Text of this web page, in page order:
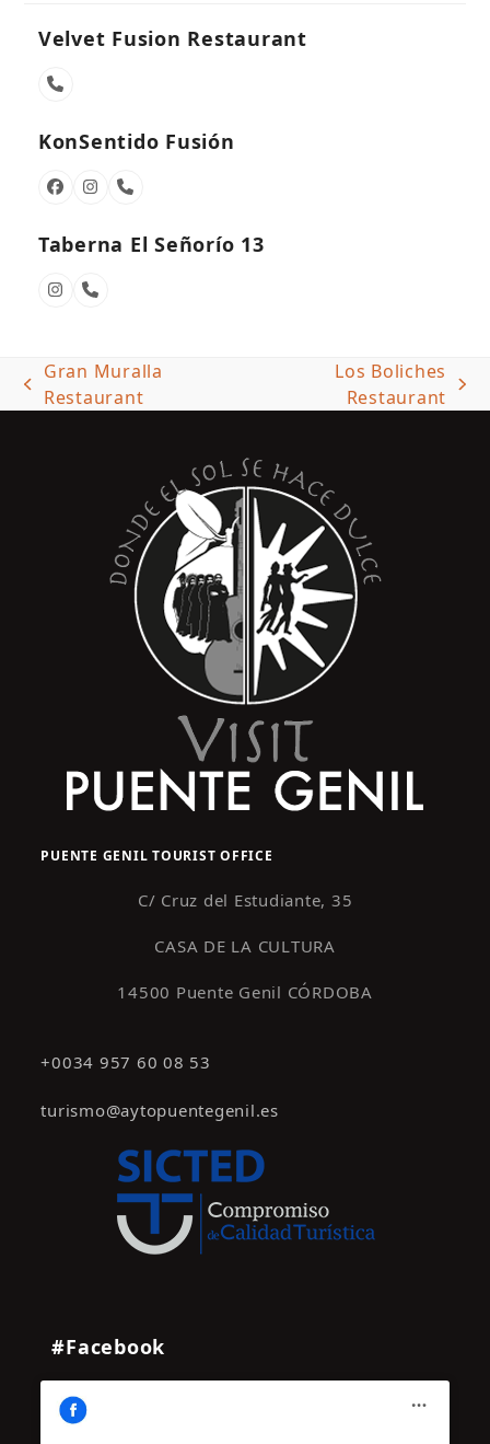
Velvet Fusion Restaurant
Phone
KonSentido Fusión
Facebook
Instagram
Phone
Taberna El Señorío 13
Instagram
Phone
previous
Gran Muralla
Restaurant
Los Boliches
Restaurant
PUENTE GENIL TOURIST OFFICE
C/ Cruz del Estudiante, 35
CASA DE LA CULTURA
14500 Puente Genil CÓRDOBA
+0034 957 60 08 53
turismo@aytopuentegenil.es
#Facebook